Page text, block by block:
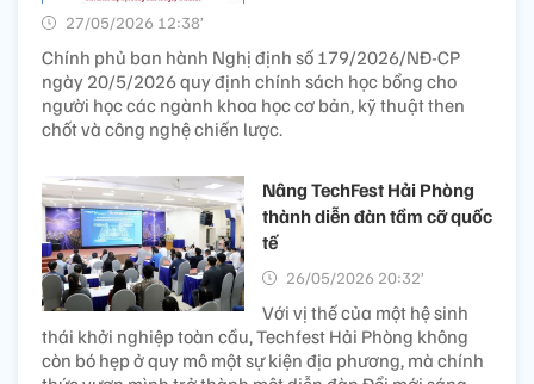
27/05/2026 12:38’
Chính phủ ban hành Nghị định số 179/2026/NĐ-CP
ngày 20/5/2026 quy định chính sách học bổng cho
người học các ngành khoa học cơ bản, kỹ thuật then
chốt và công nghệ chiến lược.
Nâng TechFest Hải Phòng
thành diễn đàn tầm cỡ quốc
tế
26/05/2026 20:32’
Với vị thế của một hệ sinh
thái khởi nghiệp toàn cầu, Techfest Hải Phòng không
còn bó hẹp ở quy mô một sự kiện địa phương, mà chính